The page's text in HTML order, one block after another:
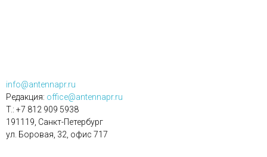
info@antennapr.ru
Редакция: office@antennapr.ru
T.: +7 812 909 5938
191119, Санкт-Петербург
ул. Боровая, 32, офис 717